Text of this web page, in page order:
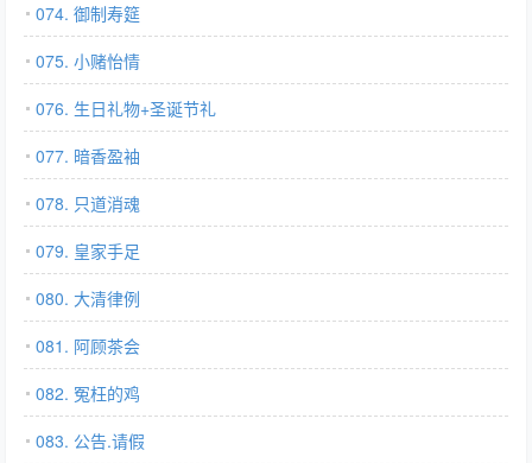
074. 御制寿筵
075. 小赌怡情
076. 生日礼物+圣诞节礼
077. 暗香盈袖
078. 只道消魂
079. 皇家手足
080. 大清律例
081. 阿顾茶会
082. 冤枉的鸡
083. 公告.请假